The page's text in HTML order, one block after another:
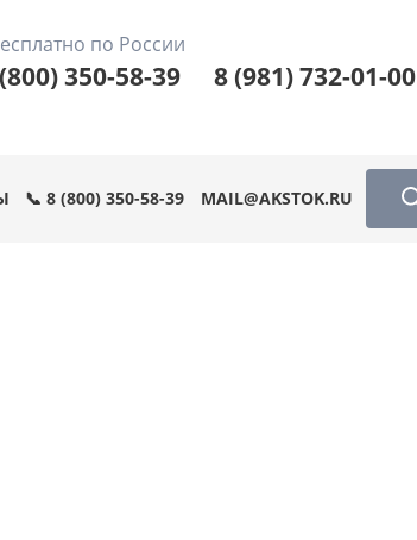
по России
350-58-39 8 (981) 732-01-00
📞 8 (800) 350-58-39 MAIL@AKSTOK.RU